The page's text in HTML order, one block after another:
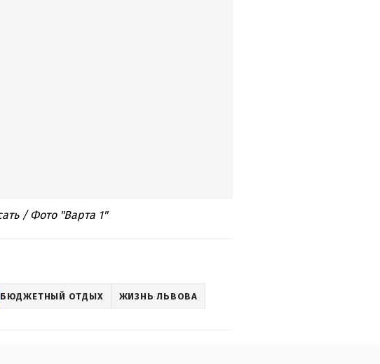
/ Фото "Варта 1"
БЮДЖЕТНЫЙ ОТДЫХ ЖИЗНЬ ЛЬВОВА